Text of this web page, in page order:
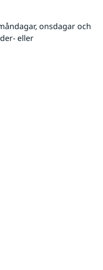
onsdagar och
eller